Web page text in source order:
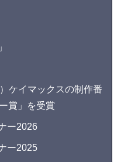
ケイマックスの制作番
賞」を受賞
ー2026
ー2025